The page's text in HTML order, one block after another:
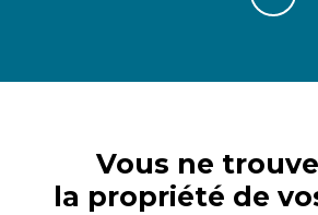
Vous ne
la propriété de